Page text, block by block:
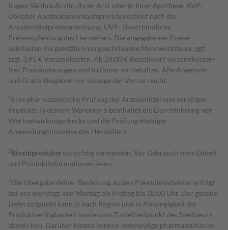
fragen Sie Ihre Ärztin, Ihren Arzt oder in Ihrer Apotheke. AVP:
Üblicher Apothekenverkaufspreis berechnet nach der
Arzneimittelpreisverordnung. UVP: Unverbindliche
Preisempfehlung des Herstellers. Die angegebenen Preise
beinhalten die gesetzlich vorgeschriebene Mehrwertsteuer, ggf.
zzgl. 3,95 € Versandkosten. Ab 29,00 € Bestell­wert versand­kosten­
frei. Preisänderungen und Irrtümer vorbehalten. Alle Angebote
und Gratis-Beigaben nur solange der Vorrat reicht.
1 Eine pharmazeutische Prüfung der Arzneimittel und sonstigen
Produkte in deinem Warenkorb beinhaltet die Durchführung von
Wechselwirkungschecks und die Prüfung etwaiger
Anwendungshinweise des Herstellers.
2Biozidproduktevorsichtig verwenden. Vor Gebrauch stets Etikett
und Produktinformationen lesen.
3Die Übergabe deiner Bestellung an den Paketdienstleister erfolgt
bei uns werktags von Montag bis Freitag bis 18:00 Uhr. Der genaue
Lieferzeitpunkt kann je nach Region und in Abhängigkeit der
Produktverfügbarkeit sowie vom Zustellzeitpunkt des Spediteurs
abweichen. Darüber hinaus können notwendige pharmazeutische